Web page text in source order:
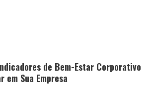
de Bem-Estar Corporativo
em Sua Empresa